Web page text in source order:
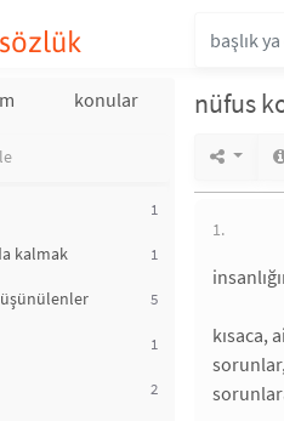
konular
1
kalmak 1
5
1
2
nüfus
1.
kısaca,